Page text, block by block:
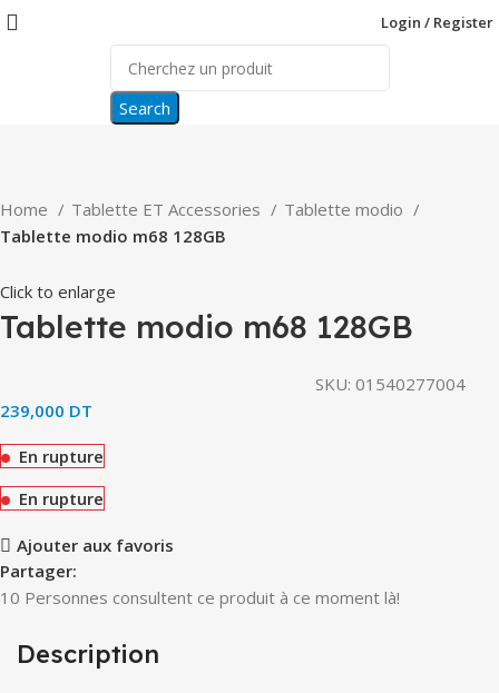
Login / Register
Search
Home Tablette ET Accessories
Tablette modio
Tablette modio m68 128GB
Click to enlarge
Tablette modio m68 128GB
SKU:01540277004
239,000 DT
En rupture
En rupture
Ajouter aux favoris
Partager:
10 Personnes consultent ce produit à ce moment là!
Description